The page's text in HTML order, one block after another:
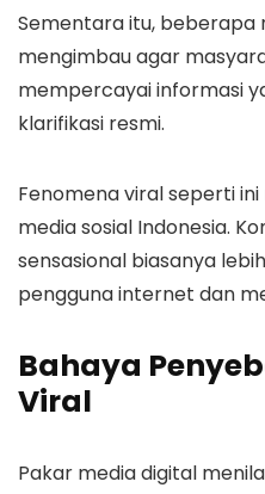
Sementara itu, beberapa
mengimbau agar
mempercayai informasi
klarifikasi resmi.
Fenomena viral seperti
media sosial Indonesia.
sensasional biasanya
pengguna internet dan
Bahaya
Viral
Pakar media digital